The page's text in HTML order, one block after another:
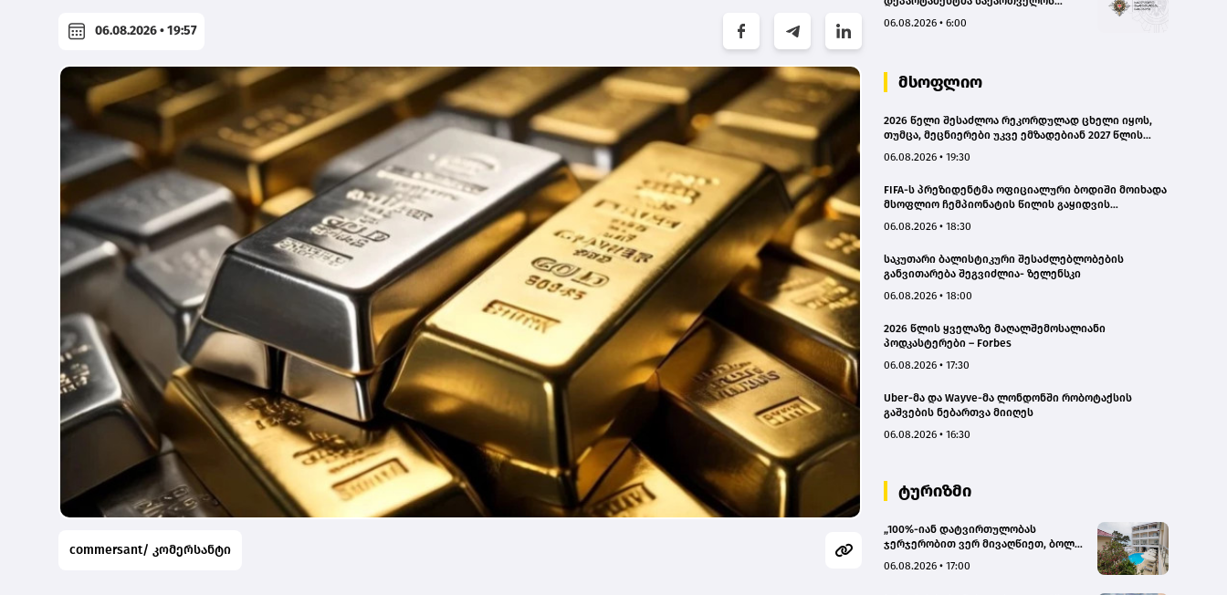
06.08.2026 • 19:57
commersant/ კომერსანტი
საზიანოდ საბოტაჟის მუხლით
06.08.2026 • 6:00
მსოფლიო
2026 წელი შესაძლოა რეკორდულად ცხელი იყოს,
თუმცა, მეცნიერები უკვე ემზადებიან 2027 წლის
06.08.2026 • 19:30
FIFA-ს პრეზიდენტმა ოფიციალური ბოდიში მოიხადა
მსოფლიო ჩემპიონატის წილის გაყიდვის
06.08.2026 • 18:30
საკუთარი ბალისტიკური შესაძლებლობების
განვითარება შეგვიძლია- ზელენსკი
06.08.2026 • 18:00
2026 წლის ყველაზე მაღალშემოსალიანი
პოდკასტერები – Forbes
06.08.2026 • 17:30
Uber-მა და Wayve-მა ლონდონში რობოტაქსის
გაშვების ნებართვა მიიღეს
06.08.2026 • 16:30
ტურიზმი
„100%-იან დატვირთულობას
ჯერჯერობით ვერ მივაღწიეთ, ბოლო
გაუქმდა“ - Kobuleti Beach Club
06.08.2026 • 17:00